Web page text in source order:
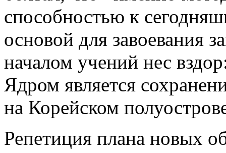
способностью к
основой для завоевания
началом учений нес
Ядром является
на Корейском
Репетиция плана новых